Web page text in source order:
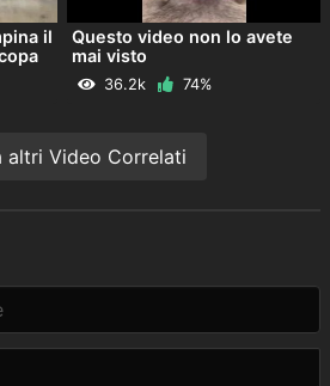
il
Questo video non lo avete
mai visto
36.2k 74%
altri Video Correlati